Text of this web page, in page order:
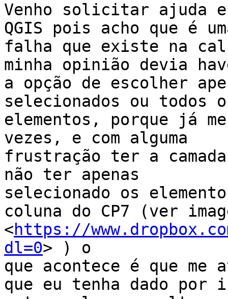
Venho solicitar ajuda
QGIS pois acho que é
falha que existe na
minha opinião devia
a opção de escolher
selecionados ou todos
elementos, porque já
vezes, e com alguma
frustração ter a
não ter apenas
selecionado os
coluna do CP7 (ver
<https://
dl=0> ) o
que acontece é que me
que eu tenha dado por